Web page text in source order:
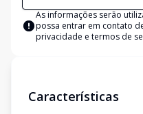
As informações serão
possa entrar em contato
privacidade e termos de
Características